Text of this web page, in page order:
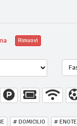
Rimuovi
# DOMICILIO #